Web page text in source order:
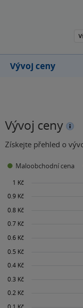
dramatiků, který kdy
adaptováno na prknech
divadel po celém světě.
Vývoj ceny
Vývoj ceny
Získejte přehled o
Maloobchodní cena